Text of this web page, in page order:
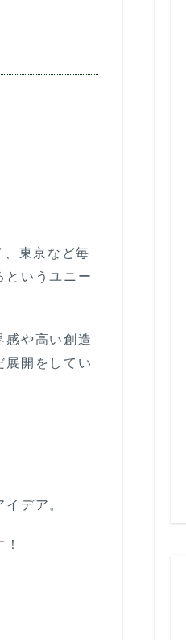
東京など毎
というユニー
感や高い創造
展開をしてい
デア。